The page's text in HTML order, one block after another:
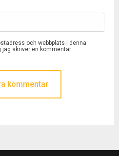
och webbplats i denna
skriver en kommentar.